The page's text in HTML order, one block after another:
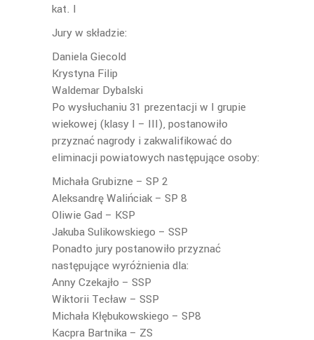
kat. I
Jury w składzie:
Daniela Giecold
Krystyna Filip
Waldemar Dybalski
Po wysłuchaniu 31 prezentacji w I grupie
wiekowej (klasy I – III), postanowiło
przyznać nagrody i zakwalifikować do
eliminacji powiatowych następujące osoby:
Michała Grubizne – SP 2
Aleksandrę Walińciak – SP 8
Oliwie Gad – KSP
Jakuba Sulikowskiego – SSP
Ponadto jury postanowiło przyznać
następujące wyróżnienia dla:
Anny Czekajło – SSP
Wiktorii Tecław – SSP
Michała Kłębukowskiego – SP8
Kacpra Bartnika – ZS